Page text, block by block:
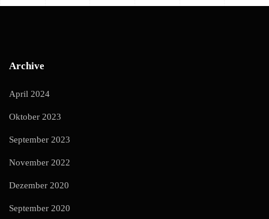
Archive
April 2024
Oktober 2023
September 2023
November 2022
Dezember 2020
September 2020